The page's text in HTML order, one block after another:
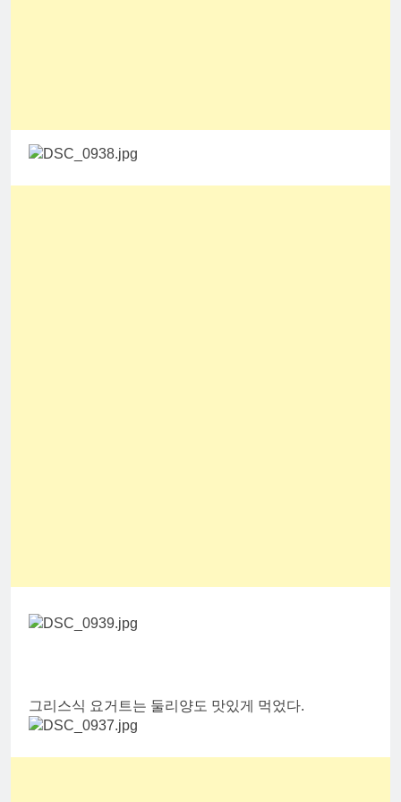
그리스식 요거트는 둘리양도 맛있게 먹었다.